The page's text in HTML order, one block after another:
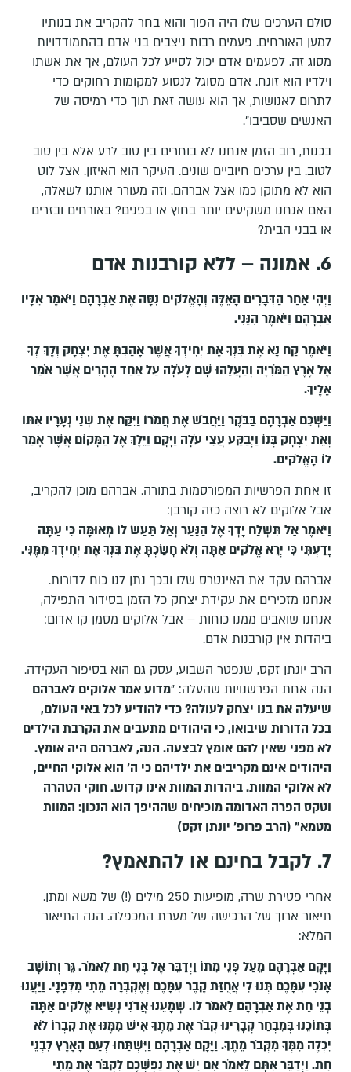
סולם הערכים שלו היה הפוך והוא בחר להקריב את בנותיו
למען האורחים. פעמים רבות ניצבים בני אדם בהתמודדויות
מסוג זה. לפעמים אדם יכול לסייע לכל העולם, אך את אשתו
וילדיו הוא זונח. אדם מסוגל לנסוע למקומות רחוקים כדי
לתרום לאנושות, אך הוא עושה זאת תוך כדי רמיסה של
האנשים שסביבו".
בכנות, רוב הזמן אנחנו לא בוחרים בין טוב לרע אלא בין טוב
לטוב. בין ערכים חיוביים שונים. העיקר הוא האיזון. אצל לוט
הוא לא מתוקן כמו אצל אברהם. וזה מעורר אותנו לשאלה,
האם אנחנו משקיעים יותר בחוץ או בפנים? באורחים ובזרים
או בבני הבית?
6. אמונה – ללא קורבנות אדם
וַיְהִי אַחַר הַדְּבָרִים הָאֵלֶּה וְהָאֱלֹקים נִסָּה אֶת אַבְרָהָם וַיֹּאמֶר אֵלָיו
אַבְרָהָם וַיֹּאמֶר הִנֵּנִי.
וַיֹּאמֶר קַח נָא אֶת בִּנְךָ אֶת יְחִידְךָ אֲשֶׁר אָהַבְתָּ אֶת יִצְחָק וְלֶךְ לְךָ
אֶל אֶרֶץ הַמֹּרִיָּה וְהַעֲלֵהוּ שָׁם לְעֹלָה עַל אַחַד הֶהָרִים אֲשֶׁר אֹמַר
אֵלֶיךָ.
וַיַּשְׁכֵּם אַבְרָהָם בַּבֹּקֶר וַיַּחֲבֹשׁ אֶת חֲמֹרוֹ וַיִּקַּח אֶת שְׁנֵי נְעָרָיו אִתּוֹ
וְאֵת יִצְחָק בְּנוֹ וַיְבַקַּע עֲצֵי עֹלָה וַיָּקָם וַיֵּלֶךְ אֶל הַמָּקוֹם אֲשֶׁר אָמַר
לוֹ הָאֱלֹקים.
זו אחת הפרשיות המפורסמות בתורה. אברהם מוכן להקריב,
אבל אלוקים לא רוצה כזה קורבן:
וַיֹּאמֶר אַל תִּשְׁלַח יָדְךָ אֶל הַנַּעַר וְאַל תַּעַשׂ לוֹ מְאוּמָּה כִּי עַתָּה
יָדַעְתִּי כִּי יְרֵא אֱלֹקים אַתָּה וְלֹא חָשַׂכְתָּ אֶת בִּנְךָ אֶת יְחִידְךָ מִמֶּנִּי.
אברהם עקד את האינטרס שלו ובכך נתן לנו כוח לדורות.
אנחנו מזכירים את עקידת יצחק כל הזמן בסידור התפילה,
אנחנו שואבים ממנו כוחות – אבל אלוקים מסמן קו אדום:
ביהדות אין קורבנות אדם.
הרב יונתן זקס, שנפטר השבוע, עסק גם הוא בסיפור העקידה.
הנה אחת הפרשנויות שהעלה: "מדוע אמר אלוקים לאברהם
שיעלה את בנו יצחק לעולה? כדי להודיע לכל באי העולם,
בכל הדורות שיבואו, כי היהודים מתעבים את הקרבת הילדים
לא מפני שאין להם אומץ לבצעה. הנה, לאברהם היה אומץ.
היהודים אינם מקריבים את ילדיהם כי ה' הוא אלוקי החיים,
לא אלוקי המוות. ביהדות המוות אינו קדוש. חוקי הטהרה
וטקס הפרה האדומה מוכיחים שההיפך הוא הנכון: המוות
מטמא" (הרב פרופ' יונתן זקס)
7. לקבל בחינם או להתאמץ?
אחרי פטירת שרה, מופיעות 250 מילים (!) של משא ומתן.
תיאור ארוך של הרכישה של מערת המכפלה. הנה התיאור
המלא:
וַיָּקָם אַבְרָהָם מֵעַל פְּנֵי מֵתוֹ וַיְדַבֵּר אֶל בְּנֵי חֵת לֵאמֹר.גֵּר וְתוֹשָׁב
אָנֹכִי עִמָּכֶם תְּנוּ לִי אֲחֻזַּת קֶבֶר עִמָּכֶם וְאֶקְבְּרָה מֵתִי מִלְּפָנָי. וַיַּעֲנוּ
בְנֵי חֵת אֶת אַבְרָהָם לֵאמֹר לוֹ. שְׁמָעֵנוּ אֲדֹנִי נְשִׂיא אֱלֹקים אַתָּה
בְּתוֹכֵנוּ בְּמִבְחַר קְבָרֵינוּ קְבֹר אֶת מֵתֶךָ אִישׁ מִמֶּנּוּ אֶת קִבְרוֹ לֹא
יִכְלֶה מִמְּךָ מִקְּבֹר מֵתֶךָ. וַיָּקָם אַבְרָהָם וַיִּשְׁתַּחוּ לְעַם הָאָרֶץ לִבְנֵי
חֵת. וַיְדַבֵּר אִתָּם לֵאמֹר אִם יֵשׁ אֶת נַפְשְׁכֶם לִקְבֹּר אֶת מֵתִי